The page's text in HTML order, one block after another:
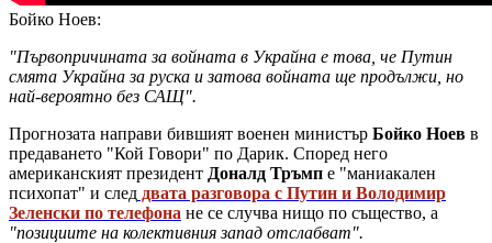
Бойко Ноев:
"Първопричината за войната в Украйна е това, че Путин
смята Украйна за руска и затова войната ще продължи, но
най-вероятно без САЩ".
Прогнозата направи бившият военен министър Бойко Ноев в
предаването "Кой Говори" по Дарик. Според него
американският президент Доналд Тръмп е "маниакален
психопат" и след двата разговора с Путин и Володимир
Зеленски по телефона не се случва нищо по същество, а
"позициите на колективния запад отслабват".